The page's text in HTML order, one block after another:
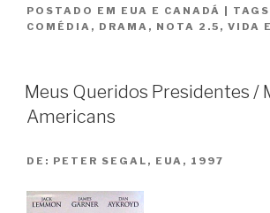
Heróis
/
POSTADO EM EUA E CANADÁ TAGS
COMÉDIA , DRAMA , NOTA 2.5 , VIDA
Meus Queridos Presidentes /
Americans
DE: PETER SEGAL, EUA, 1997